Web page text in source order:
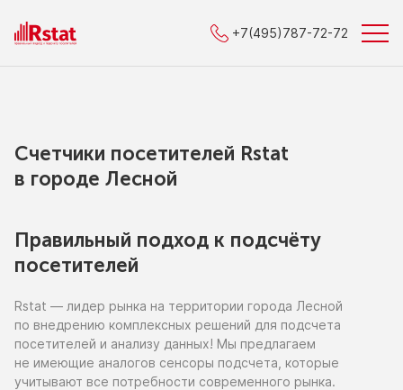
+7(495)787-72-72
Счетчики посетителей Rstat
в городe Лесной
Правильный подход к подсчёту
посетителей
Rstat — лидер рынка на территории города Лесной
по внедрению комплексных решений для подсчета
посетителей и анализу данных! Мы предлагаем
не имеющие аналогов сенсоры подсчета, которые
учитывают все потребности современного рынка.